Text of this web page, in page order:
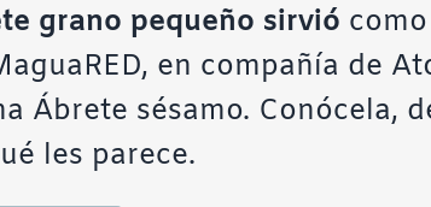
grano pequeño sirvió
en compañía de
Ábrete sésamo. Conócela,
les parece.